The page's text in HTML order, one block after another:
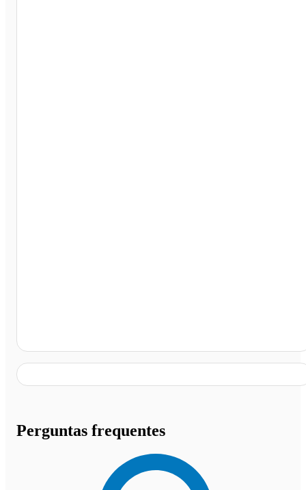
Perguntas frequentes